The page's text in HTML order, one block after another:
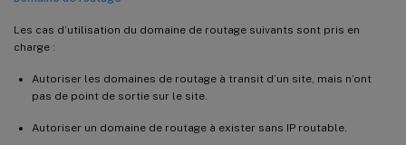
Les cas d’utilisation du domaine de routage suivants sont pris en
charge :
Autoriser les domaines de routage à transit d’un site, mais n’ont
pas de point de sortie sur le site.
Autoriser un domaine de routage à exister sans IP routable.